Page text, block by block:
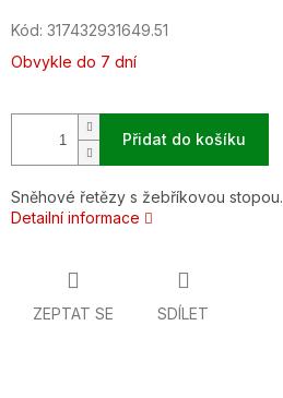
cena:
Kód: 317432931649.51
Obvykle do 7 dní
Přidat do košíku
Sněhové řetězy s žebříkovou stopou.
Detailní informace
ZEPTAT SE SDÍLET